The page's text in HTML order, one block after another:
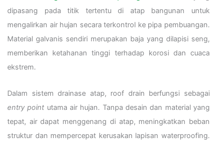
dipasang pada titik tertentu di atap bangunan untuk
mengalirkan air hujan secara terkontrol ke pipa pembuangan.
Material galvanis sendiri merupakan baja yang dilapisi seng,
memberikan ketahanan tinggi terhadap korosi dan cuaca
ekstrem.
Dalam sistem drainase atap, roof drain berfungsi sebagai
entry point utama air hujan. Tanpa desain dan material yang
tepat, air dapat menggenang di atap, meningkatkan beban
struktur dan mempercepat kerusakan lapisan waterproofing.